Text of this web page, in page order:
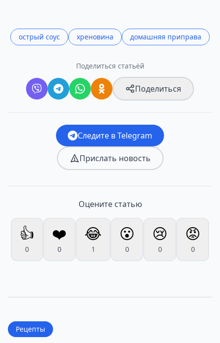
острый соус хреновина домашняя приправа
Поделиться статьёй
Поделиться
Следите в Telegram
Прислать новость
Оцените статью
👍
0
❤️
0
😂
1
😮
0
😢
0
😡
0
Рецепты